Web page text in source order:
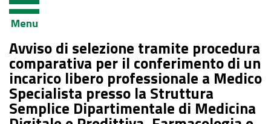
Avviso di selezione tramite procedura comparativa per il
conferimento di un incarico libero professionale a Medico
Specialista presso la Struttura Semplice Dipartimentale di
Medicina Digitale e Predittiva, Farmacologia e Tossicologia
Clinica e Metabolica - Centro Cefalee e Abuso dei Farmaci -
Menu
Avviso di selezione tramite procedura
comparativa per il conferimento di un
incarico libero professionale a Medico
Specialista presso la Struttura
Semplice Dipartimentale di Medicina